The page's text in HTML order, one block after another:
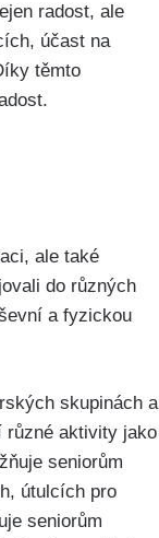
radost, ale
účast na
těmto
ale také
do různých
a fyzickou
skupinách a
různé aktivity jako
seniorům
útulcích pro
seniorům